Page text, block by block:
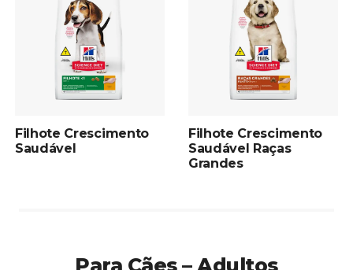
Filhote Crescimento
Saudável
Filhote Crescimento
Saudável Raças
Grandes